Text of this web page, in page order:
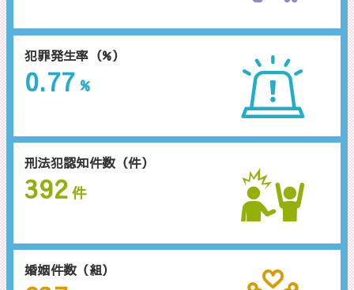
刑法犯認知件数（件）
392 件
犯罪発生率（%）
0.77 %
婚姻件数（組）